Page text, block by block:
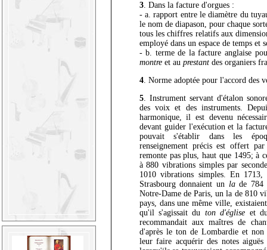
3. Dans la facture d'orgues :
- a. rapport entre le diamètre du
le nom de diapason, pour chaque
tous les chiffres relatifs aux
employé dans un espace de temps et
- b. terme de la facture anglaise
montreet au prestantdes organiers
4. Norme adoptée pour l'accord des
5. Instrument servant d'étalon
des voix et des instruments.
harmonique, il est devenu
devant guider l'exécution et la
pouvait s'établir dans les
renseignement précis est offert
remonte pas plus, haut que 1495; à
à 880 vibrations simples par
1010 vibrations simples. En
Strasbourg donnaient un lade 784
Notre-Dame de Paris, un la de 810
pays, dans une même ville,
qu'il s'agissait du ton d'église et
recommandait aux maîtres de
d'après le ton de Lombardie et
leur faire acquérir des notes